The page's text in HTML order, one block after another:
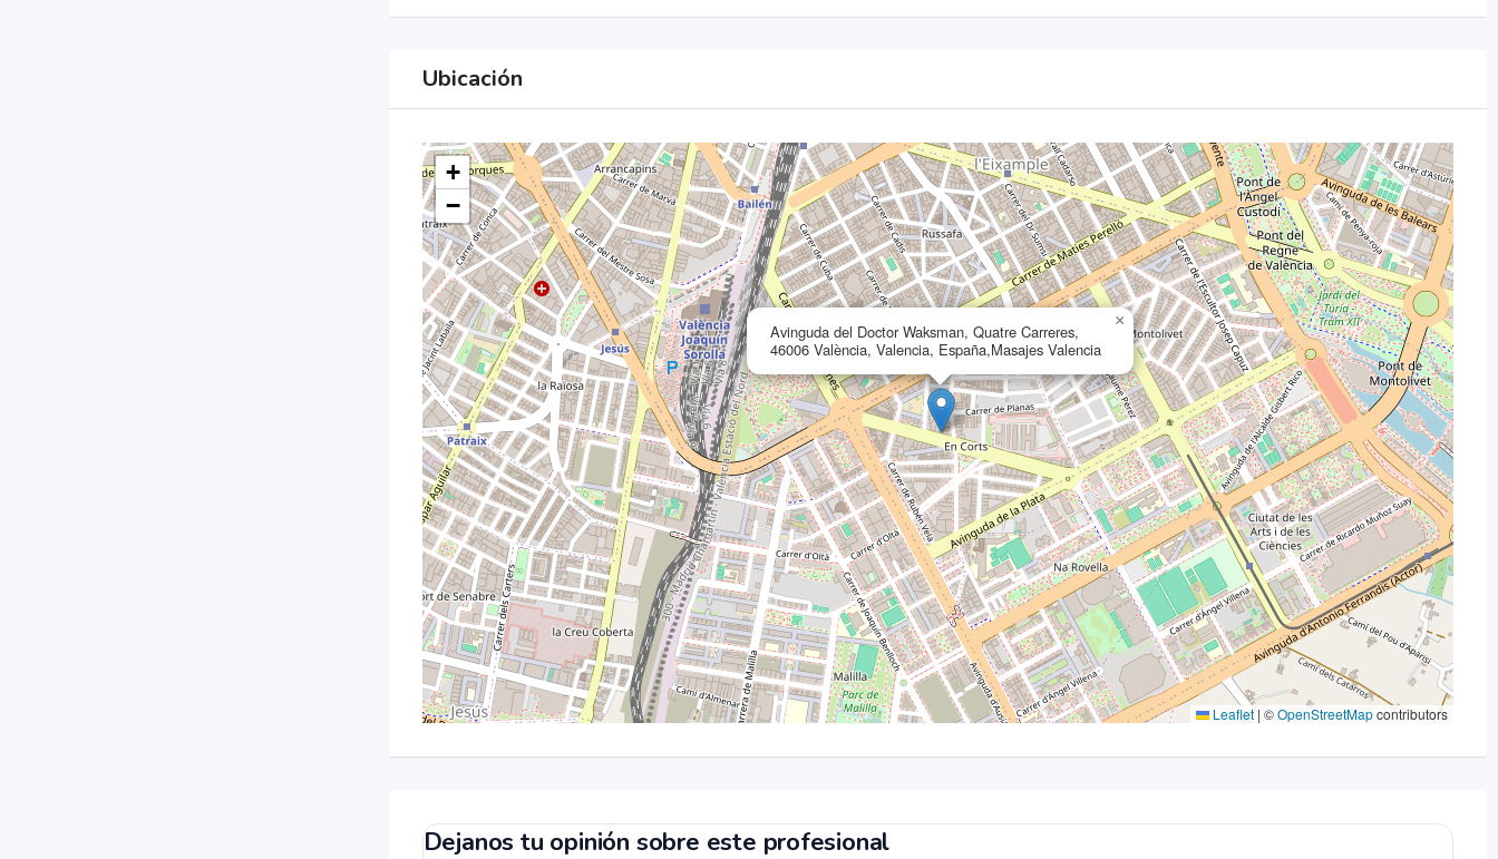
Ubicación
Avinguda del Doctor Waksman, Quatre Carreres,
46006 València, Valencia, España,Masajes Valencia
×
+
−
Leaflet | ©OpenStreetMapcontributors
Dejanos tu opinión sobre este profesional